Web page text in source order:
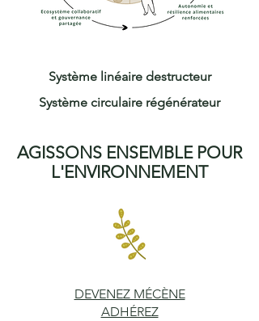
Système linéaire destructeur
Système circulaire régénérateur
AGISSONS ENSEMBLE POUR
L'ENVIRONNEMENT
DEVENEZ MÉCÈNE
​ADHÉREZ